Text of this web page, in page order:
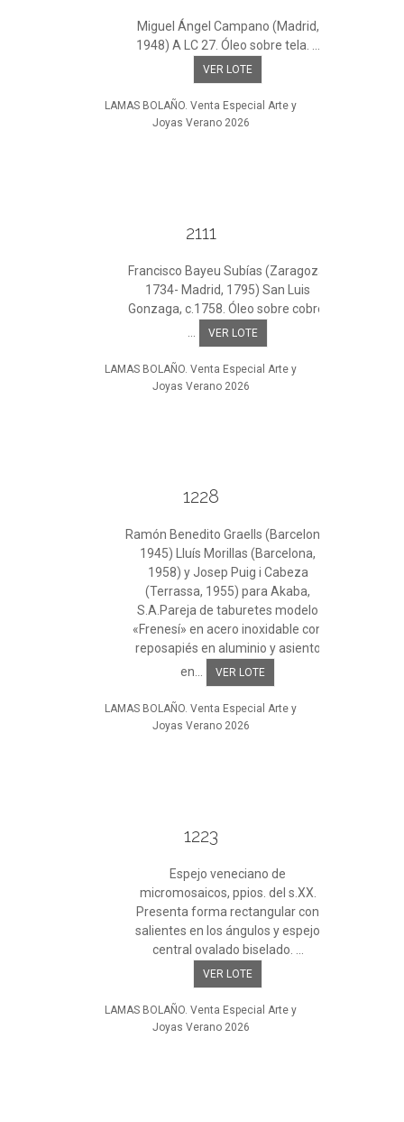
Miguel Ángel Campano (Madrid,
1948) A LC 27. Óleo sobre tela. ...
VER LOTE
LAMAS BOLAÑO. Venta Especial Arte y
Joyas Verano 2026
2111
Francisco Bayeu Subías (Zaragoza,
1734- Madrid, 1795) San Luis
Gonzaga, c.1758. Óleo sobre cobre.
VER LOTE
LAMAS BOLAÑO. Venta Especial Arte y
Joyas Verano 2026
1228
Ramón Benedito Graells (Barcelona,
1945) Lluís Morillas (Barcelona,
1958) y Josep Puig i Cabeza
(Terrassa, 1955) para Akaba,
S.A.Pareja de taburetes modelo
«Frenesí» en acero inoxidable con
reposapiés en aluminio y asiento
en...
VER LOTE
LAMAS BOLAÑO. Venta Especial Arte y
Joyas Verano 2026
1223
Espejo veneciano de
micromosaicos, ppios. del s.XX.
Presenta forma rectangular con
salientes en los ángulos y espejo
central ovalado biselado. ...
VER LOTE
LAMAS BOLAÑO. Venta Especial Arte y
Joyas Verano 2026